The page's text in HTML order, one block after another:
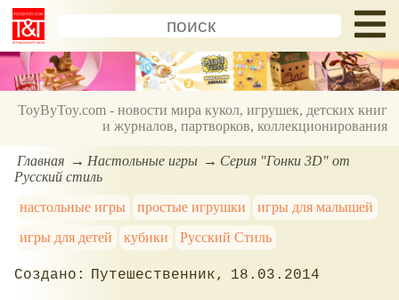
ToyByToy.com - новости мира кукол, игрушек, детских книг
и журналов, партворков, коллекционирования
Главная Настольные игры
Серия "Гонки 3D" от
Русский стиль
настольные игры
простые игрушки
игры для малышей
игры для детей
кубики Русский Стиль
Путешественник 18.03.2014